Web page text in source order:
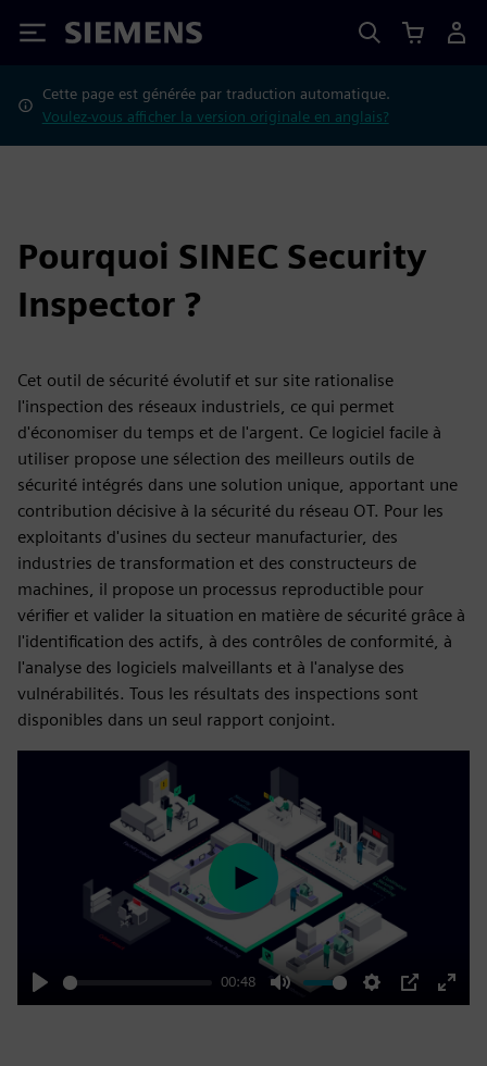
Siemens
Cette page est générée par traduction automatique.
Voulez-vous afficher la version originale en anglais?
Pourquoi SINEC Security
Inspector ?
Cet outil de sécurité évolutif et sur site rationalise
l'inspection des réseaux industriels, ce qui permet
d'économiser du temps et de l'argent. Ce logiciel facile à
utiliser propose une sélection des meilleurs outils de
sécurité intégrés dans une solution unique, apportant une
contribution décisive à la sécurité du réseau OT. Pour les
exploitants d'usines du secteur manufacturier, des
industries de transformation et des constructeurs de
machines, il propose un processus reproductible pour
vérifier et valider la situation en matière de sécurité grâce à
l'identification des actifs, à des contrôles de conformité, à
l'analyse des logiciels malveillants et à l'analyse des
vulnérabilités. Tous les résultats des inspections sont
disponibles dans un seul rapport conjoint.
Play
00:48
Mute Settings
PIP
Enter
Play